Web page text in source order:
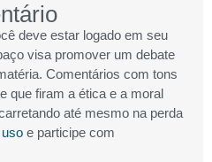
deve estar logado em seu
visa promover um debate
Comentários com tons
que firam a ética e a moral
até mesmo na perda
e participe com